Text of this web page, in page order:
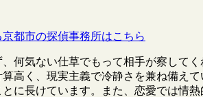
都市の探偵事務所はこちら
何気ない仕草でもって相手が察して
高く、現実主義で冷静さを兼ね備え
に長けています。また、恋愛では情